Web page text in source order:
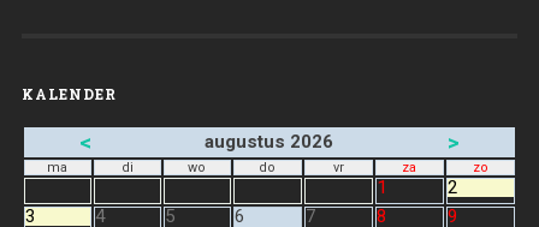
KALENDER
< augustus 2026 >
ma di wo do vr za zo
1
2
3
4 5 6 7 8 9